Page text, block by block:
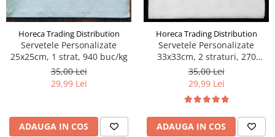
Horeca Trading Distribution
Servetele Personalizate
25x25cm, 1 strat, 940 buc/kg
35,00 Lei
29,99 Lei
ADAUGA IN COS
Horeca Trading Distribution
Servetele Personalizate
33x33cm, 2 straturi, 270
buc/kg
35,00 Lei
29,99 Lei
ADAUGA IN COS